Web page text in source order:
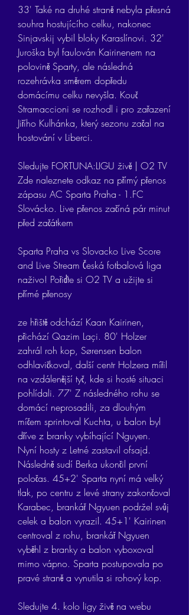
33' Také na druhé straně nebyla přesná
souhra hostujícího celku, nakonec
Sinjavskij vybil bloky Karaslínovi. 32'
Juroška byl faulován Kairinenem na
polovině Sparty, ale následná
rozehrávka směrem dopředu
domácímu celku nevyšla. Kouč
Stramaccioni se rozhodl i pro zařazení
Jiřího Kulhánka, který sezonu začal na
hostování v Liberci.
Sledujte FORTUNA:LIGU živě | O2 TV
Zde naleznete odkaz na přímý přenos
zápasu AC Sparta Praha - 1.FC
Slovácko. Live přenos začíná pár minut
před začátkem
Sparta Praha vs Slovacko Live Score
and Live Stream Česká fotbalová liga
naživo! Pořiďte si O2 TV a užijte si
přímé přenosy
ze hřiště odchází Kaan Kairinen,
přichází Qazim Laçi. 80' Holzer
zahrál roh kop, Sørensen balon
odhlavičkoval, další centr Holzera mířil
na vzdálenější tyč, kde si hosté situaci
pohlídali. 77' Z následného rohu se
domácí neprosadili, za dlouhým
míčem sprintoval Kuchta, u balon byl
dříve z branky vybíhající Nguyen.
Nyní hosty z Letné zastavil ofsajd.
Následně sudí Berka ukončil první
poločas. 45+2' Sparta nyní má velký
tlak, po centru z levé strany zakončoval
Karabec, brankář Ngyuen podržel svůj
celek a balon vyrazil. 45+1' Kairinen
centroval z rohu, brankář Ngyuen
vyběhl z branky a balon vyboxoval
mimo vápno. Sparta postupovala po
pravé straně a vynutila si rohový kop.
Sledujte 4. kolo ligy živě na webu